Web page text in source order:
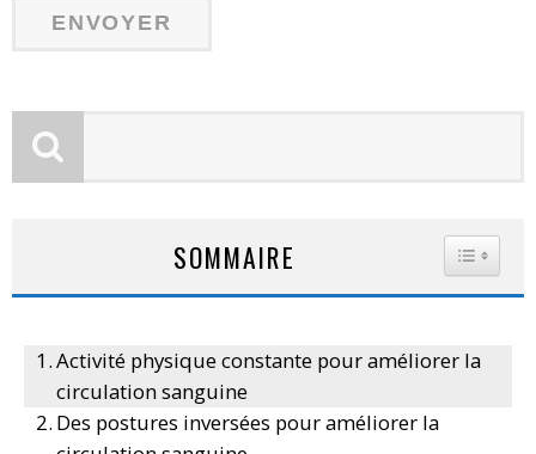
SOMMAIRE
Activité physique constante pour améliorer la
circulation sanguine
Des postures inversées pour améliorer la